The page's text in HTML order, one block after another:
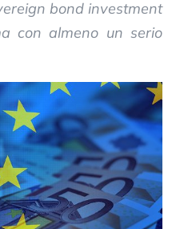
bond investment
con almeno un serio